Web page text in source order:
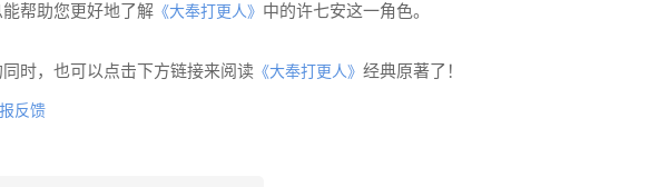
帮助您更好地了解 《大奉打更人》 中的许七安这一角色。
时，也可以点击下方链接来阅读 《大奉打更人》 经典原著了！
反馈